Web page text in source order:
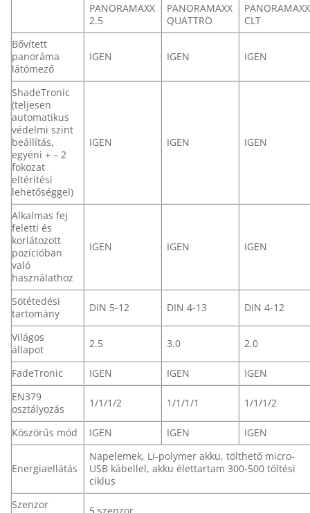
PANORAMAXX
2.5
PANORAMAXX
QUATTRO
PANORAMAXX
CLT
Bővített
panoráma
látómező
IGEN IGEN IGEN
ShadeTronic
(teljesen
automatikus
védelmi szint
beállítás,
egyéni + – 2
fokozat
eltérítési
lehetőséggel)
IGEN IGEN IGEN
Alkalmas fej
feletti és
korlátozott
pozícióban
való
használathoz
IGEN IGEN IGEN
Sötétedési
tartomány
DIN 5-12 DIN 4-13 DIN 4-12
Világos
állapot
2.5 3.0 2.0
FadeTronic IGEN IGEN
IGEN
EN379
osztályozás
1/1/1/2 1/1/1/1 1/1/1/2
Köszörűs mód IGEN IGEN IGEN
Energiaellátás
Napelemek, Li-polymer akku, tölthető micro-
USB kábellel, akku élettartam 300-500 töltési
ciklus
Szenzor
5 szenzor